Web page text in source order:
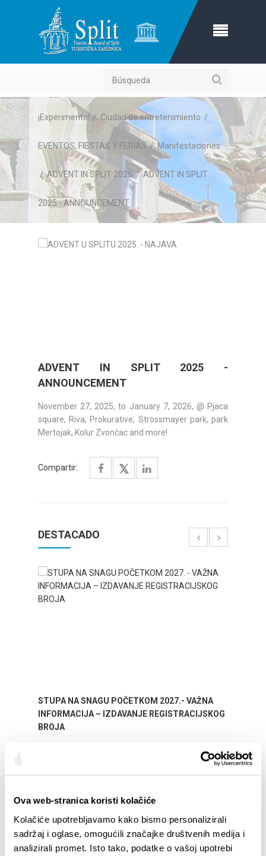
Ova web-stranica koristi kolačiće
Kolačiće upotrebljavamo kako bismo personalizirali
sadržaj i oglase, omogućili značajke društvenih medija i
analizirali promet. Isto tako, podatke o vašoj upotrebi
Búsqueda
¡Experimente! / Ciudad de entretenimiento /
EVENTOS, FIESTAS Y FERIAS/Manifestaciones
/ADVENT IN SPLIT 2025 /ADVENT IN SPLIT
2025 - ANNOUNCEMENT
ADVENT IN SPLIT 2025 -
ANNOUNCEMENT
November 27, 2025, to January 7, 2026, @ Pjaca
square, Riva, Prokurative, Strossmayer park, park
Mertojak, Kolur Zvončac and more!
Compartir:
DESTACADO
STUPA NA SNAGU POČETKOM 2027.- VAŽNA
INFORMACIJA – IZDAVANJE REGISTRACIJSKOG
BROJA